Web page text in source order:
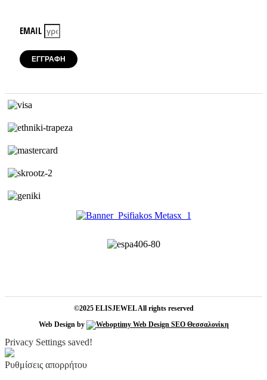
EMAIL
ΕΓΓΡΑΦΗ
©2025 ELISJEWEL All rights reserved
Web Design by
Privacy Settings saved!
Ρυθμίσεις απορρήτου